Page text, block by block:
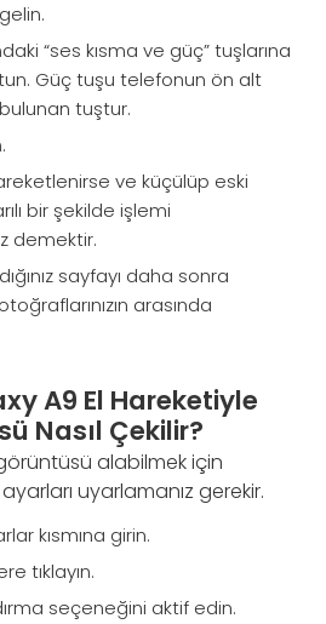
“ses kısma ve güç” tuşlarına
Güç tuşu telefonun ön alt
tuştur.
ve küçülüp eski
bir şekilde işlemi
demektir.
sayfayı daha sonra
arasında
A9 El Hareketiyle
Nasıl Çekilir?
alabilmek için
uyarlamanız gerekir.
kısmına girin.
tıklayın.
seçeneğini aktif edin.